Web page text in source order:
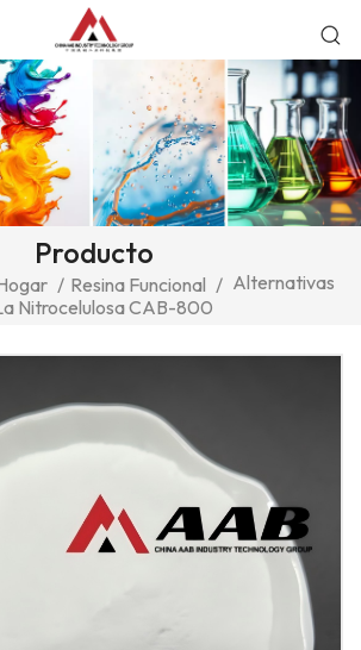
Producto
/ Resina Funcional / Alternativas
Nitrocelulosa CAB-800